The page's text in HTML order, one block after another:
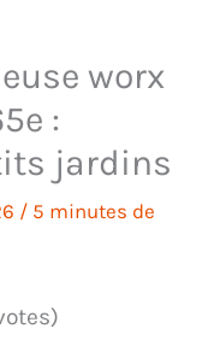
worx
:
jardins
/ 5 minutes de